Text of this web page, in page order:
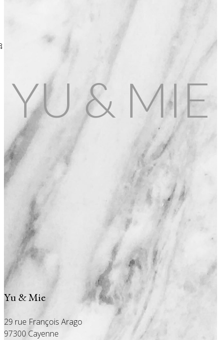
boulangerie Yu and Mie poursuit son engagement…
YU & MIE
Yu & Mie
29 rue François Arago
97300 Cayenne